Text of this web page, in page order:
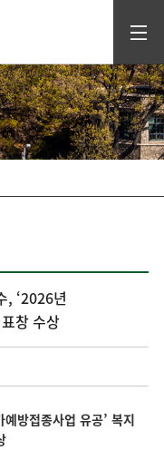
, ‘2026년
창 수상
방접종사업 유공’ 복지